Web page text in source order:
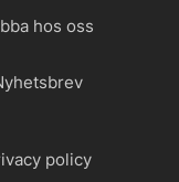
hos oss
policy